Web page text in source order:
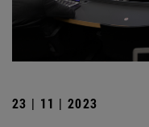
23 | 11 | 2023